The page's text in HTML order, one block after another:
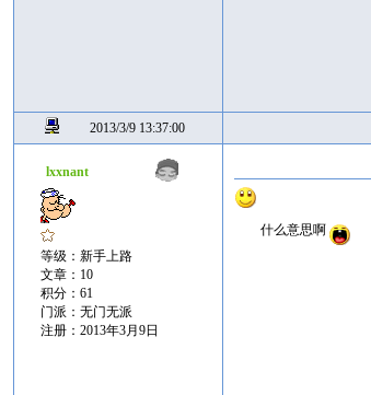
2013/3/9 13:37:00
lxxnant
等级：新手上路
文章：10
积分：61
门派：无门无派
注册：2013年3月9日
什么意思啊